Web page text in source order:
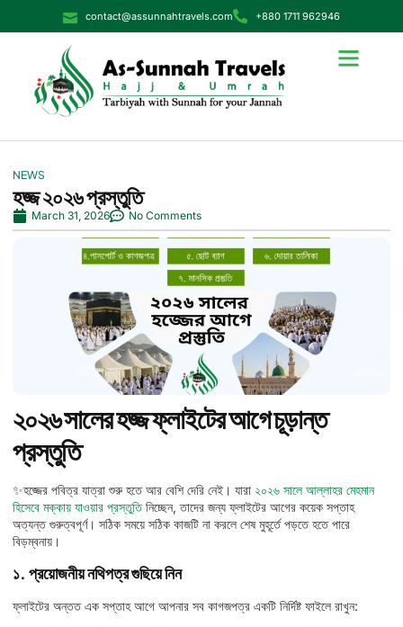
contact@assunnahtravels.com +880 1711 962946
NEWS
হজ্জ ২০২৬ প্রস্তুতি
March 31, 2026 No Comments
২০২৬ সালের হজ্জ ফ্লাইটের আগে চূড়ান্ত
প্রস্তুতি
✨হজ্জের পবিত্র যাত্রা শুরু হতে আর বেশি দেরি নেই। যারা ২০২৬ সালে আল্লাহর মেহমান
হিসেবে মক্কায় যাওয়ার প্রস্তুতিনিচ্ছেন, তাদের জন্য ফ্লাইটের আগের কয়েক সপ্তাহ
অত্যন্ত গুরুত্বপূর্ণ। সঠিক সময়ে সঠিক কাজটি না করলে শেষ মুহূর্তে পড়তে হতে পারে
বিড়ম্বনায়।
১. প্রয়োজনীয় নথিপত্র গুছিয়ে নিন
ফ্লাইটের অন্তত এক সপ্তাহ আগে আপনার সব কাগজপত্র একটি নির্দিষ্ট ফাইলে রাখুন: